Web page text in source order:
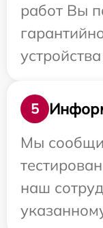
работ Вы
5
Мы
наш